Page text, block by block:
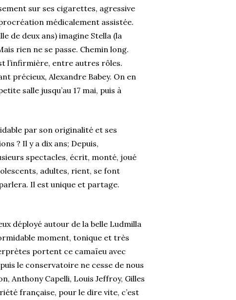
sur ses cigarettes, agressive
médicalement assistée.
de deux ans) imagine Stella (la
rien ne se passe. Chemin long.
l’infirmière, entre autres rôles.
précieux, Alexandre Babey. On en
salle jusqu’au 17 mai, puis à
par son originalité et ses
? Il y a dix ans; Depuis,
spectacles, écrit, monté, joué
adultes, rient, se font
Il est unique et partage.
déployé autour de la belle Ludmilla
moment, tonique et très
portent ce camaïeu avec
le conservatoire ne cesse de nous
Anthony Capelli, Louis Jeffroy, Gilles
française, pour le dire vite, c’est